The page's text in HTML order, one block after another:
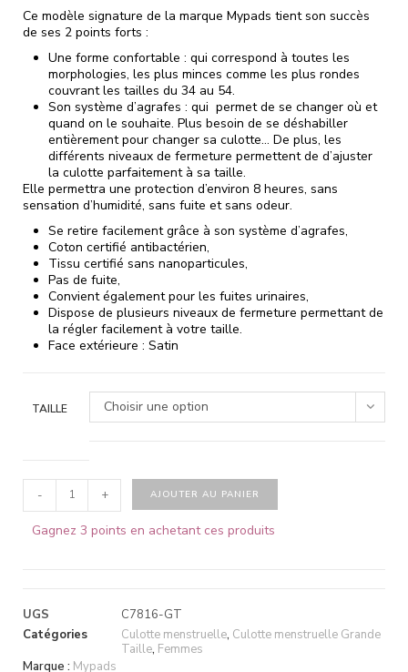
Ce modèle signature de la marque Mypads tient son succès
de ses 2 points forts :
Une forme confortable : qui correspond à toutes les
morphologies, les plus minces comme les plus rondes
couvrant les tailles du 34 au 54.
Son système d’agrafes : qui permet de se changer où et
quand on le souhaite. Plus besoin de se déshabiller
entièrement pour changer sa culotte… De plus, les
différents niveaux de fermeture permettent de d’ajuster
la culotte parfaitement à sa taille.
Elle permettra une protection d’environ 8 heures, sans
sensation d’humidité, sans fuite et sans odeur.
Se retire facilement grâce à son système d’agrafes,
Coton certifié antibactérien,
Tissu certifié sans nanoparticules,
Pas de fuite,
Convient également pour les fuites urinaires,
Dispose de plusieurs niveaux de fermeture permettant de
la régler facilement à votre taille.
Face extérieure : Satin
TAILLE Choisir une option
- + AJOUTER AU PANIER
Gagnez 3 points en achetant ces produits
UGS
C7816-GT
Catégories
Culotte menstruelle, Culotte menstruelle Grande
Taille, Femmes
Marque : Mypads